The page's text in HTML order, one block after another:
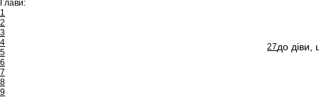
Глави:
1
2
3
4
5
6
7
8
9
27до діви,